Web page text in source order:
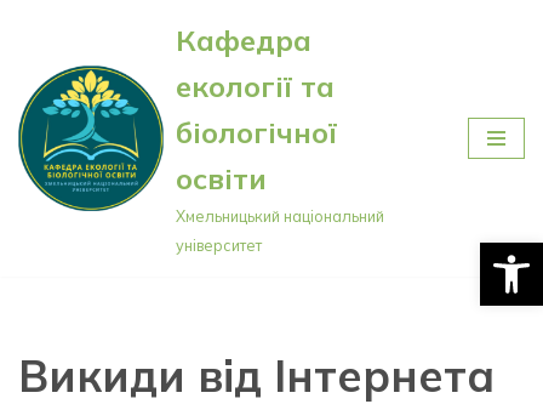
Перейти
до
вмісту
Кафедра
екології та
біологічної
освіти
Хмельницький національний
університет
Викиди від Інтернета